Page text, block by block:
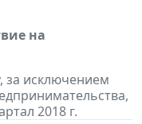
на
за исключением
2018 г.